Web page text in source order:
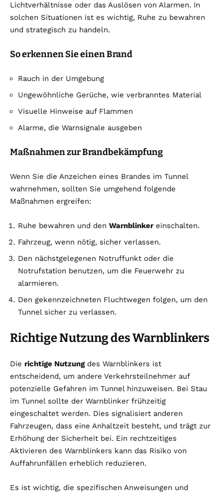
Lichtverhältnisse oder das Auslösen von Alarmen. In
solchen Situationen ist es wichtig, Ruhe zu bewahren
und strategisch zu handeln.
So erkennen Sie einen Brand
Rauch in der Umgebung
Ungewöhnliche Gerüche, wie verbranntes Material
Visuelle Hinweise auf Flammen
Alarme, die Warnsignale ausgeben
Maßnahmen zur Brandbekämpfung
Wenn Sie die Anzeichen eines Brandes im Tunnel
wahrnehmen, sollten Sie umgehend folgende
Maßnahmen ergreifen:
Ruhe bewahren und den Warnblinkereinschalten.
Fahrzeug, wenn nötig, sicher verlassen.
Den nächstgelegenen Notruffunkt oder die
Notrufstation benutzen, um die Feuerwehr zu
alarmieren.
Den gekennzeichneten Fluchtwegen folgen, um den
Tunnel sicher zu verlassen.
Richtige Nutzung des Warnblinkers
Die richtige Nutzungdes Warnblinkers ist
entscheidend, um andere Verkehrsteilnehmer auf
potenzielle Gefahren im Tunnel hinzuweisen. Bei Stau
im Tunnel sollte der Warnblinker frühzeitig
eingeschaltet werden. Dies signalisiert anderen
Fahrzeugen, dass eine Anhaltzeit besteht, und trägt zur
Erhöhung der Sicherheit bei. Ein rechtzeitiges
Aktivieren des Warnblinkers kann das Risiko von
Auffahrunfällen erheblich reduzieren.
Es ist wichtig, die spezifischen Anweisungen und